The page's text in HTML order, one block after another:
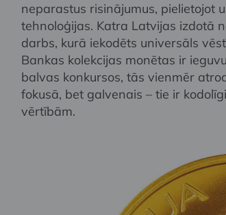
neparastus risinājumus, pielietojot
tehnoloģijas. Katra Latvijas izdotā
darbs, kurā iekodēts universāls
Bankas kolekcijas monētas ir
balvas konkursos, tās vienmēr
fokusā, bet galvenais – tie ir
vērtībām.